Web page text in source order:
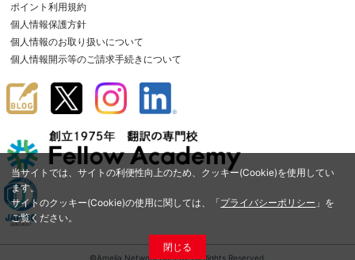
当サイトでは、サイトの利便性向上のため、クッキー(Cookie)を使用してい
ます。
サイトのクッキー(Cookie)の使用に関しては、「プライバシーポリシー 」を
ご覧ください。
閉じる
ポイント利用規約
個人情報保護方針
個人情報のお取り扱いについて
個人情報開示等のご請求手続きについて
©Amelia Network Co.,Ltd. All Rights Reserved.